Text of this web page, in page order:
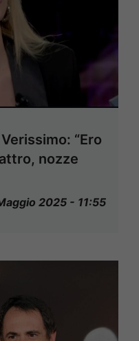
“Ero
nozze
2025 - 11:55